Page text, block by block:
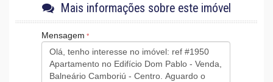
Espaço Fitness
Medidores Individuais
Bicicletário
Câmeras de Segurança
Gás Central
Mais informações sobre este imóvel
Mensagem